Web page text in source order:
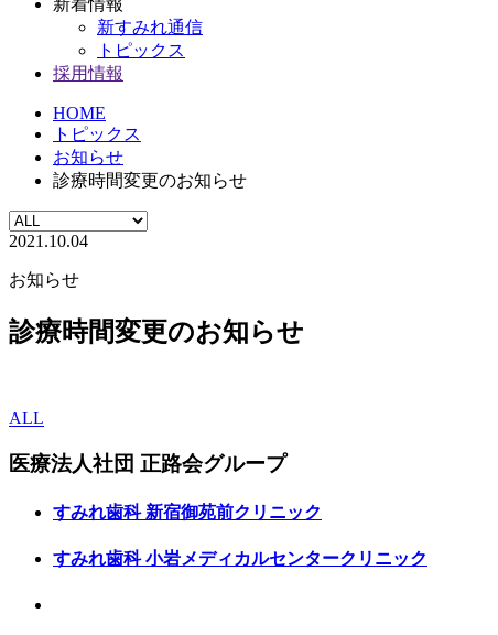
新着情報
新すみれ通信
トピックス
採用情報
HOME
トピックス
お知らせ
診療時間変更のお知らせ
2021.10.04
お知らせ
診療時間変更のお知らせ
ALL
医療法人社団 正路会グループ
すみれ歯科 新宿御苑前クリニック
すみれ歯科 小岩メディカルセンタークリニック